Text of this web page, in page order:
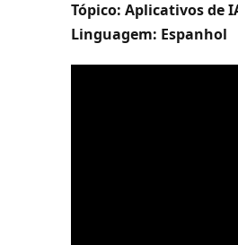
Tópico: Aplicativos de
Linguagem: Espanhol